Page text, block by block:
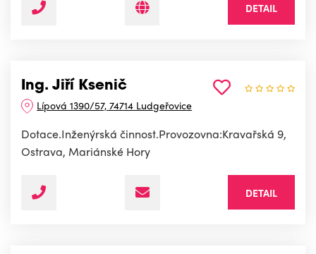
DETAIL
Ing. Jiří Ksenič
Lípová 1390/57, 74714 Ludgeřovice
Dotace.Inženýrská činnost.Provozovna:Kravařská 9,
Ostrava, Mariánské Hory
DETAIL